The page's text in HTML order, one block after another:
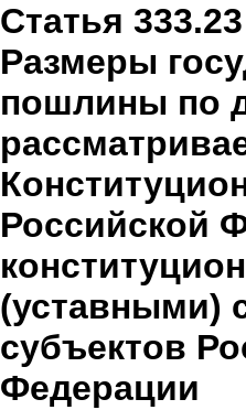
Статья
Размеры
пошлины по
Российской
(уставными)
субъектов
Федерации